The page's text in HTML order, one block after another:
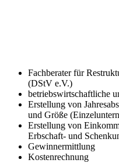
Fachberater für
(DStV e.V.)
betriebswirtschaftliche
Erstellung von
und Größe
Erstellung von
Erbschaft- und
Gewinnermittlung
Kostenrechnung